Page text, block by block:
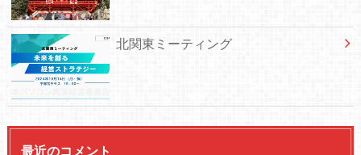
北関東ミーティング
最近のコメント